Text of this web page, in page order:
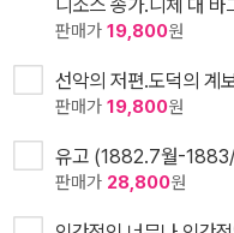
판매가 19,800원
선악의 저편.도덕의 계
판매가 19,800원
유고 (1882.7월-
판매가 28,800원